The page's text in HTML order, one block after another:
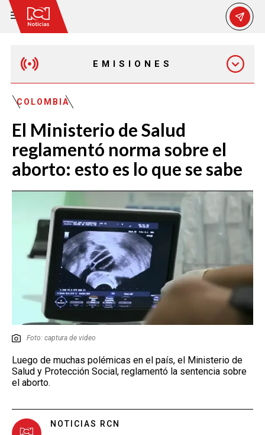
EMISIONES
EMISIÓN 12:30 PM
EMISIÓN 7:00 PM
EMISIÓN 11:30 PM
COLOMBIA
El Ministerio de Salud
reglamentó norma sobre el
aborto: esto es lo que se sabe
Foto: captura de video
Luego de muchas polémicas en el país, el Ministerio de
Salud y Protección Social, reglamentó la sentencia sobre
el aborto.
NOTICIAS RCN